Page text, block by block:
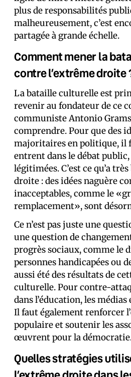
plus de responsabilités
malheureusement, c’est
partagée à grande échelle.
Comment mener la
contre l’extrême droite
La bataille culturelle est
revenir au fondateur de ce
communiste Antonio
comprendre. Pour que des
majoritaires en politique, il
entrent dans le débat public,
légitimées. C’est ce qu’a
droite : des idées naguère
inacceptables, comme le
remplacement», sont
Ce n’est pas juste une
une question de
progrès sociaux, comme le
personnes handicapées ou
aussi été des résultats de
culturelle. Pour contre-
dans l’éducation, les
Il faut également renforcer
populaire et soutenir les
œuvrent pour la
Quelles stratégies